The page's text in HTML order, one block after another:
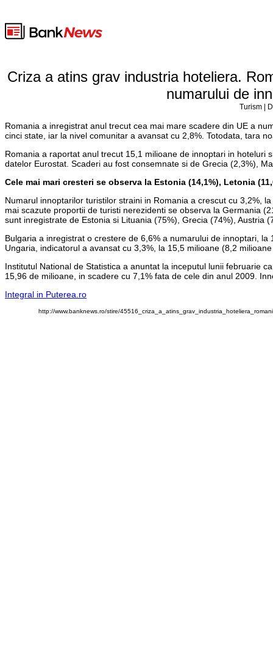
Criza a atins grav industria hoteliera.
numarului de
Turism |
Romania a inregistrat anul trecut cea mai mare scadere din UE a
cinci state, iar la nivel comunitar a avansat cu 2,8%. Totodata, tara
Romania a raportat anul trecut 15,1 milioane de innoptari in hoteluri
datelor Eurostat. Scaderi au fost consemnate si de Grecia (2,3%),
Cele mai mari cresteri se observa la Estonia (14,1%), Letonia
Numarul innoptarilor turistilor straini in Romania a crescut cu 3,2%,
mai scazute proportii de turisti nerezidenti se observa la Germania
sunt inregistrate de Estonia si Lituania (75%), Grecia (74%), Austria
Bulgaria a inregistrat o crestere de 6,6% a numarului de innoptari,
Ungaria, indicatorul a avansat cu 3,3%, la 15,5 milioane (8,2
Institutul National de Statistica a anuntat la inceputul lunii februarie
15,96 de milioane, in scadere cu 7,1% fata de cele din anul 2009.
Integral in Puterea.ro
http://www.banknews.ro/stire/